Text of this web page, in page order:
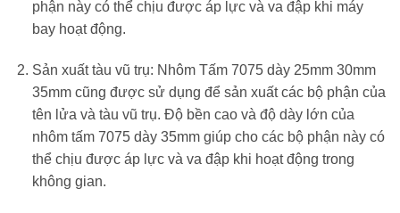
phận này có thể chịu được áp lực và va đập khi máy
bay hoạt động.
Sản xuất tàu vũ trụ: Nhôm Tấm 7075 dày 25mm 30mm
35mm cũng được sử dụng để sản xuất các bộ phận của
tên lửa và tàu vũ trụ. Độ bền cao và độ dày lớn của
nhôm tấm 7075 dày 35mm giúp cho các bộ phận này có
thể chịu được áp lực và va đập khi hoạt động trong
không gian.